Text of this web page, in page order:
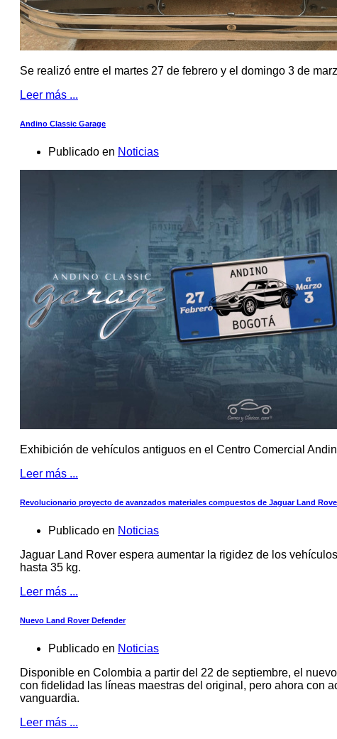
Se realizó entre el martes 27 de febrero y el domingo 3 de
Leer más ...
Andino Classic Garage
Publicado en Noticias
Exhibición de vehículos antiguos en el Centro Comercial
Leer más ...
Revolucionario proyecto de avanzados materiales compuestos de Jaguar Land
Publicado en Noticias
Jaguar Land Rover espera aumentar la rigidez de los
hasta 35 kg.
Leer más ...
Nuevo Land Rover Defender
Publicado en Noticias
Disponible en Colombia a partir del 22 de septiembre, el
con fidelidad las líneas maestras del original, pero ahora con
vanguardia.
Leer más ...